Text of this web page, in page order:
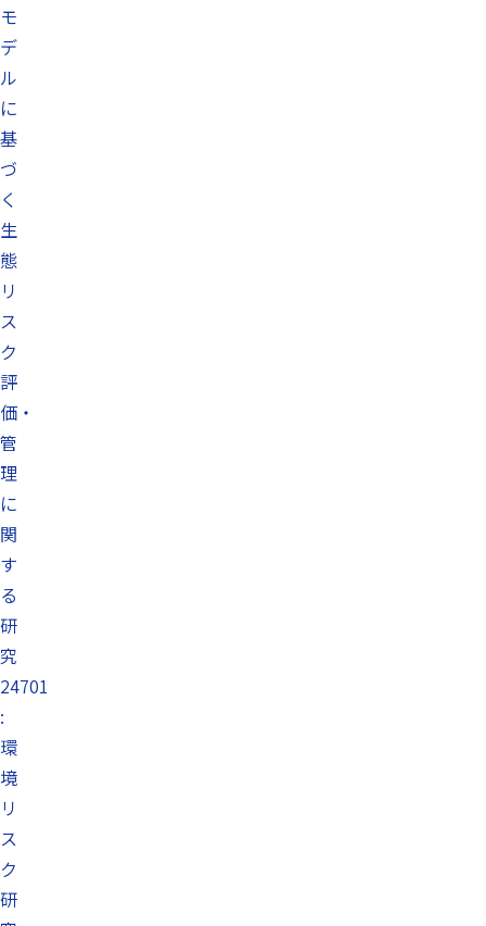
モ
デ
ル
に
基
づ
く
生
態
リ
ス
ク
評
価・
管
理
に
関
す
る
研
究
24701
:
環
境
リ
ス
ク
研